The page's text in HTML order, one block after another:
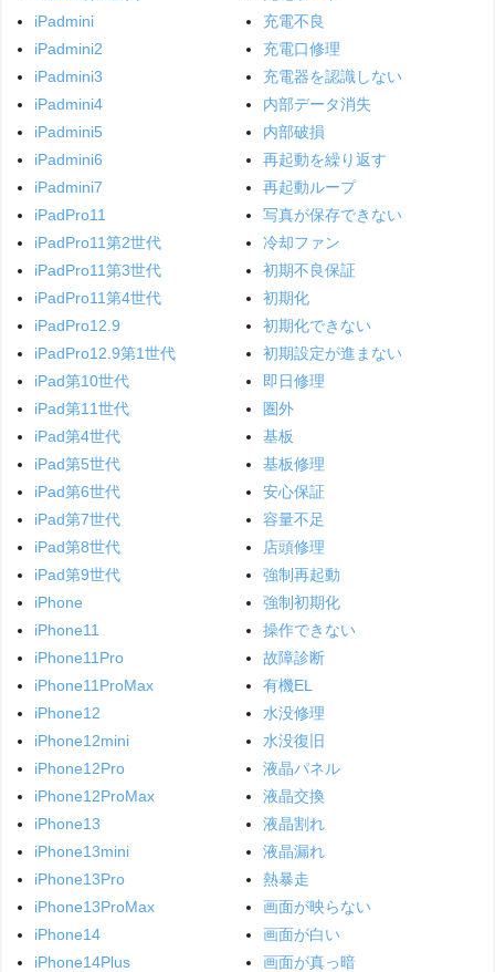
iPadmini
iPadmini2
iPadmini3
iPadmini4
iPadmini5
iPadmini6
iPadmini7
iPadPro11
iPadPro11第2世代
iPadPro11第3世代
iPadPro11第4世代
iPadPro12.9
iPadPro12.9第1世代
iPad第10世代
iPad第11世代
iPad第4世代
iPad第5世代
iPad第6世代
iPad第7世代
iPad第8世代
iPad第9世代
iPhone
iPhone11
iPhone11Pro
iPhone11ProMax
iPhone12
iPhone12mini
iPhone12Pro
iPhone12ProMax
iPhone13
iPhone13mini
iPhone13Pro
iPhone13ProMax
iPhone14
iPhone14Plus
充電不良
充電口修理
充電器を認識しない
内部データ消失
内部破損
再起動を繰り返す
再起動ループ
写真が保存できない
冷却ファン
初期不良保証
初期化
初期化できない
初期設定が進まない
即日修理
圏外
基板
基板修理
安心保証
容量不足
店頭修理
強制再起動
強制初期化
操作できない
故障診断
有機EL
水没修理
水没復旧
液晶パネル
液晶交換
液晶割れ
液晶漏れ
熱暴走
画面が映らない
画面が白い
画面が真っ暗